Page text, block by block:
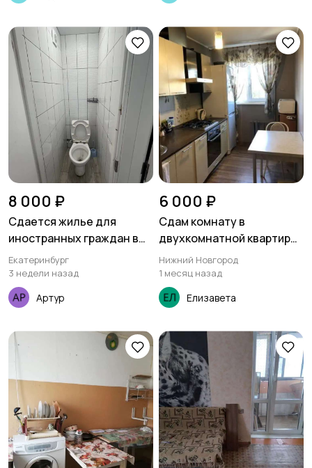
8 000 ₽
Сдается жилье для
иностранных граждан в
Екатеринбурге!
Екатеринбург
3 недели назад
Артур
6 000 ₽
Сдам комнату в
двухкомнатной квартире
метро Горьковская
Нижний Новгород
1 месяц назад
Елизавета